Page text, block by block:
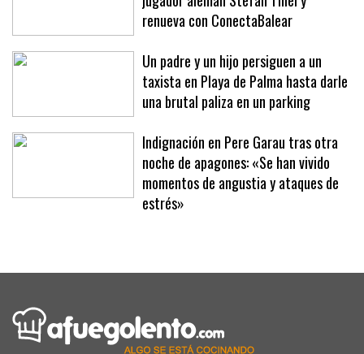
El Club Voleibol Manacor presenta al
jugador alemán Stefan Thiel y
renueva con ConectaBalear
Un padre y un hijo persiguen a un
taxista en Playa de Palma hasta darle
una brutal paliza en un parking
Indignación en Pere Garau tras otra
noche de apagones: «Se han vivido
momentos de angustia y ataques de